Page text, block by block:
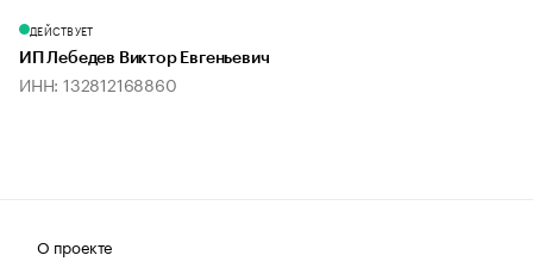
ДЕЙСТВУЕТ
ИП Лебедев Виктор Евгеньевич
ИНН: 132812168860
О проекте